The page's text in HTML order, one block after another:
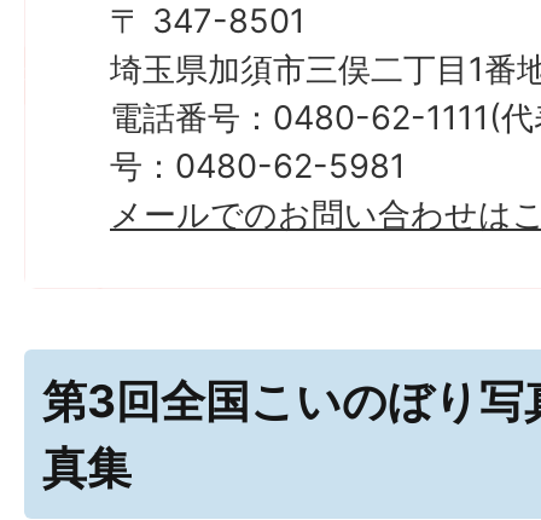
〒 347-8501
埼玉県加須市三俣二丁目1番
電話番号：0480-62-1111(
号：0480-62-5981
メールでのお問い合わせは
第3回全国こいのぼり写
真集